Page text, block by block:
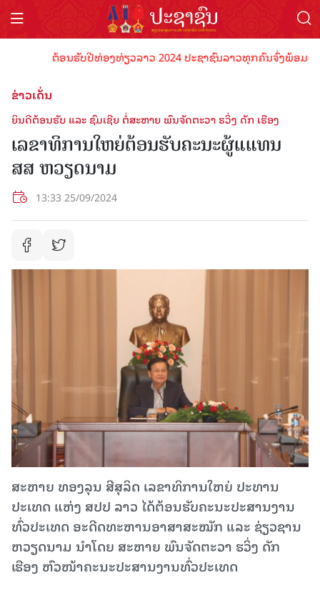
ຕ້ອນຮັບປີທ່ອງທ່ຽວລາວ 2024 ປະຊາຊົນລາວທຸກຄົນຈົ່ງພ້ອມເປັ
ຂ່າວເດັ່ນ
ຍິນດີຕ້ອນຮັບ ແລະ ຊົມເຊີຍ ຕໍ່ສະຫາຍ ພົນຈັດຕະວາ ຮວິ່ງ ດັກ ເຮືອງ
ເລຂາທິການໃຫຍ່ຕ້ອນຮັບຄະນະຜູ້ແແທນ
ສສ ຫວຽດນາມ
13:33 25/09/2024
ສະຫາຍ ທອງລຸນ ສີສຸລິດ ເລຂາທິການໃຫຍ່ ປະທານ
ປະເທດ ແຫ່ງ ສປປ ລາວ ໄດ້ຕ້ອນຮັບຄະນະປະສານງານ
ທົ່ວປະເທດ ອະດີດທະຫານອາສາສະໝັກ ແລະ ຊ່ຽວຊານ
ຫວຽດນາມ ນຳໂດຍ ສະຫາຍ ພົນຈັດຕະວາ ຮວິ່ງ ດັກ
ເຮືອງ ຫົວໜ້າຄະນະປະສານງານທົ່ວປະເທດ